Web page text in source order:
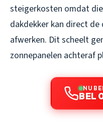
steigerkosten omdat
dakdekker kan direct
afwerken. Dit scheelt
zonnepanelen achteraf
NU
BEL